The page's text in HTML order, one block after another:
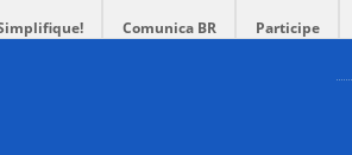
Comunica BR Participe